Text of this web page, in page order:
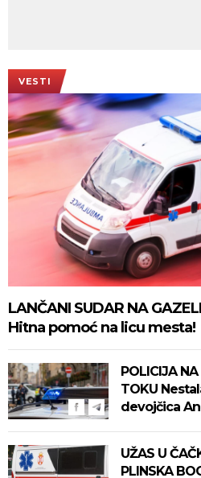
VESTI
LANČANI SUDAR NA
Hitna pomoć na licu mesta!
POLICIJA
TOKU
devojčica
UŽAS U
PLINSKA